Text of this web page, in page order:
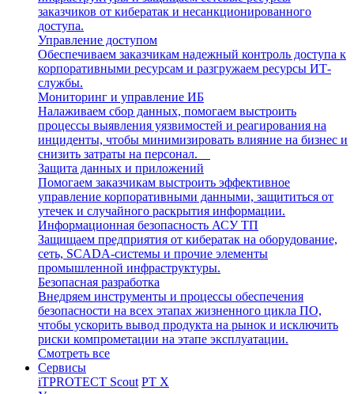
заказчиков от кибератак и несанкционированного
доступа.
Управление доступом
Обеспечиваем заказчикам надежный контроль доступа к
корпоративными ресурсам и разгружаем ресурсы ИТ-
службы.
Мониторинг и управление ИБ
Налаживаем сбор данных, помогаем выстроить
процессы выявления уязвимостей и реагирования на
инциденты, чтобы минимизировать влияние на бизнес и
снизить затраты на персонал.
Защита данных и приложений
Помогаем заказчикам выстроить эффективное
управление корпоративными данными, защититься от
утечек и случайного раскрытия информации.
Информационная безопасность АСУ ТП
Защищаем предприятия от кибератак на оборудование,
сеть, SCADA-системы и прочие элементы
промышленной инфраструктуры.
Безопасная разработка
Внедряем инструменты и процессы обеспечения
безопасности на всех этапах жизненного цикла ПО,
чтобы ускорить вывод продукта на рынок и исключить
риски компрометации на этапе эксплуатации.
Смотреть все
Сервисы
iTPROTECT Scout PT X